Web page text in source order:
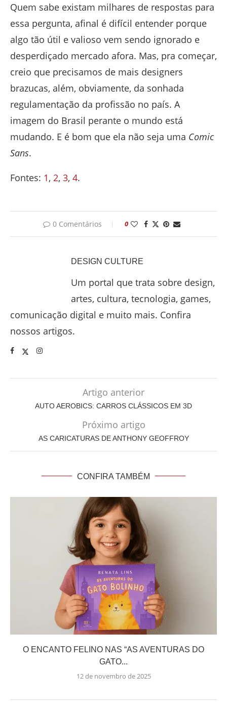
Quem sabe existam milhares de respostas para
essa pergunta, afinal é difícil entender porque
algo tão útil e valioso vem sendo ignorado e
desperdiçado mercado afora. Mas, pra começar,
creio que precisamos de mais designers
brazucas, além, obviamente, da sonhada
regulamentação da profissão no país. A
imagem do Brasil perante o mundo está
mudando. E é bom que ela não seja uma Comic
Sans.
Fontes: 1, 2, 3, 4.
0 Comentários 0
DESIGN CULTURE
Um portal que trata sobre design,
artes, cultura, tecnologia, games,
comunicação digital e muito mais. Confira
nossos artigos.
Artigo anterior
AUTO AEROBICS: CARROS CLÁSSICOS EM 3D
Próximo artigo
AS CARICATURAS DE ANTHONY GEOFFROY
CONFIRA TAMBÉM
O ENCANTO FELINO NAS “AS AVENTURAS DO
GATO...
12 de novembro de 2025